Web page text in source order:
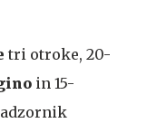
tri otroke, 20-
in 15-